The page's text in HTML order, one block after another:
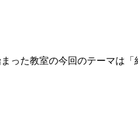
った教室の今回のテーマは「